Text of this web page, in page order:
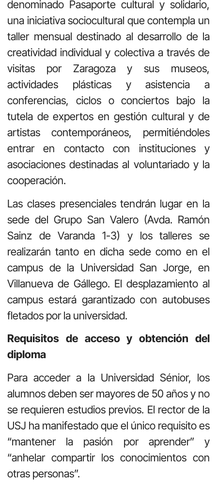
denominado Pasaporte cultural y solidario,
una iniciativa sociocultural que contempla un
taller mensual destinado al desarrollo de la
creatividad individual y colectiva a través de
visitas por Zaragoza y sus museos,
actividades plásticas y asistencia a
conferencias, ciclos o conciertos bajo la
tutela de expertos en gestión cultural y de
artistas contemporáneos, permitiéndoles
entrar en contacto con instituciones y
asociaciones destinadas al voluntariado y la
cooperación.
Las clases presenciales tendrán lugar en la
sede del Grupo San Valero (Avda. Ramón
Sainz de Varanda 1-3) y los talleres se
realizarán tanto en dicha sede como en el
campus de la Universidad San Jorge, en
Villanueva de Gállego. El desplazamiento al
campus estará garantizado con autobuses
fletados por la universidad.
Requisitos de acceso y obtención del
diploma
Para acceder a la Universidad Sénior, los
alumnos deben ser mayores de 50 años y no
se requieren estudios previos. El rector de la
USJ ha manifestado que el único requisito es
“mantener la pasión por aprender” y
“anhelar compartir los conocimientos con
otras personas”.